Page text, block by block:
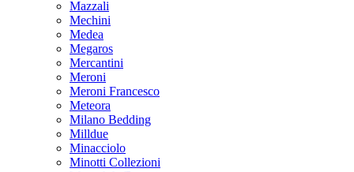
Mazzali
Mechini
Medea
Megaros
Mercantini
Meroni
Meroni Francesco
Meteora
Milano Bedding
Milldue
Minacciolo
Minotti Collezioni